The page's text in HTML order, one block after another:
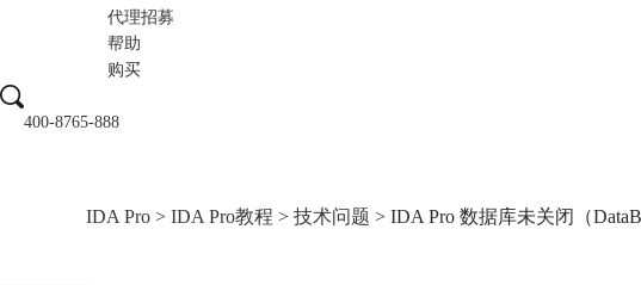
代理招募
帮助
购买
400-8765-888
IDA Pro > IDA Pro教程 > 技术问题 > IDA Pro 数据库未关闭（